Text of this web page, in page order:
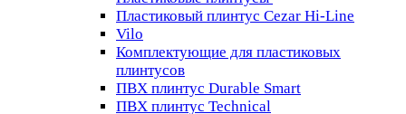
Пластиковый плинтус Cezar Hi-Line
Vilo
Комплектующие для пластиковых
плинтусов
ПВХ плинтус Durable Smart
ПВХ плинтус Technical